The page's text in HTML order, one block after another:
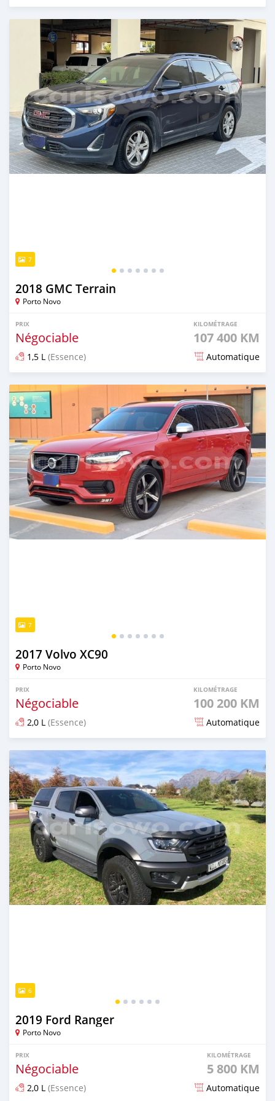
Publié il y a plus d'un an
7
2018 GMC Terrain
Porto Novo
PRIX
Négociable
KILOMÉTRAGE
107 400 KM
1,5 L (Essence) Automatique
Publié il y a plus d'un an
7
2017 Volvo XC90
Porto Novo
PRIX
Négociable
KILOMÉTRAGE
100 200 KM
2,0 L (Essence) Automatique
Publié il y a plus d'un an
6
2019 Ford Ranger
Porto Novo
PRIX
Négociable
KILOMÉTRAGE
5 800 KM
2,0 L (Essence) Automatique